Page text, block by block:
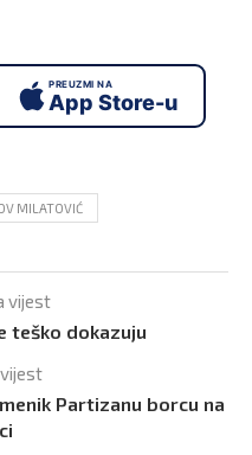
PREUZMI NA
App Store-u
MILATOVIĆ
vijest
teško dokazuju
Partizanu borcu na